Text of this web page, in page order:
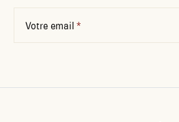
Votre email